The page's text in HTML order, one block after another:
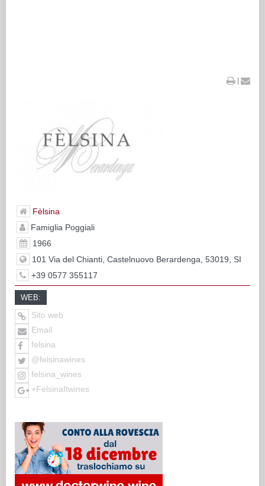
|
Fèlsina
Famiglia Poggiali
1966
101 Via del Chianti, Castelnuovo Berardenga, 53019, SI
+39 0577 355117
WEB:
Sito web
Email
felsina
@felsinawines
felsina_wines
+FelsinaItwines